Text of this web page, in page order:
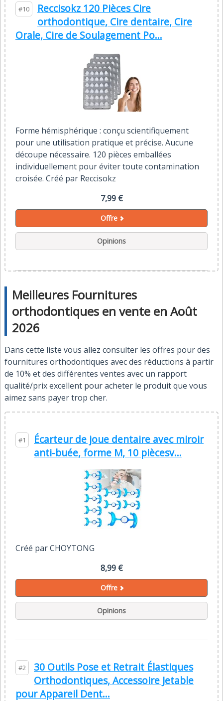
#10
Reccisokz 120 Pièces Cire
orthodontique, Cire dentaire, Cire
Orale, Cire de Soulagement Po...
Forme hémisphérique : conçu scientifiquement
pour une utilisation pratique et précise. Aucune
découpe nécessaire. 120 pièces emballées
individuellement pour éviter toute contamination
croisée. Créé par Reccisokz
7,99 €
Offre
Opinions
Meilleures Fournitures
orthodontiques en vente en Août
2026
Dans cette liste vous allez consulter les offres pour des
fournitures orthodontiques avec des réductions à partir
de 10% et des différentes ventes avec un rapport
qualité/prix excellent pour acheter le produit que vous
aimez sans payer trop cher.
#1
Écarteur de joue dentaire avec miroir
anti-buée, forme M, 10 piècesv...
Créé par CHOYTONG
8,99 €
Offre
Opinions
#2
30 Outils Pose et Retrait Élastiques
Orthodontiques, Accessoire Jetable
pour Appareil Dent...